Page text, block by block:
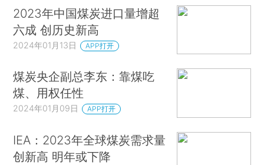
2023年中国煤炭进口量增超
六成 创历史新高
2024年01月13日 APP打开
煤炭央企副总李东：靠煤吃
煤、用权任性
2024年01月09日 APP打开
IEA：2023年全球煤炭需求量
创新高 明年或下降